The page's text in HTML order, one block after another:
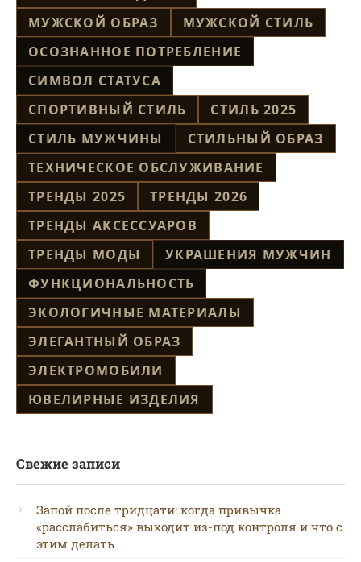
МУЖСКОЙ ОБРАЗ
МУЖСКОЙ СТИЛЬ
ОСОЗНАННОЕ ПОТРЕБЛЕНИЕ
СИМВОЛ СТАТУСА
СПОРТИВНЫЙ СТИЛЬ
СТИЛЬ 2025
СТИЛЬ МУЖЧИНЫ
СТИЛЬНЫЙ ОБРАЗ
ТЕХНИЧЕСКОЕ ОБСЛУЖИВАНИЕ
ТРЕНДЫ 2025
ТРЕНДЫ 2026
ТРЕНДЫ АКСЕССУАРОВ
ТРЕНДЫ МОДЫ
УКРАШЕНИЯ МУЖЧИН
ФУНКЦИОНАЛЬНОСТЬ
ЭКОЛОГИЧНЫЕ МАТЕРИАЛЫ
ЭЛЕГАНТНЫЙ ОБРАЗ
ЭЛЕКТРОМОБИЛИ
ЮВЕЛИРНЫЕ ИЗДЕЛИЯ
Свежие записи
Запой после тридцати: когда привычка
«расслабиться» выходит из-под контроля и что с
этим делать